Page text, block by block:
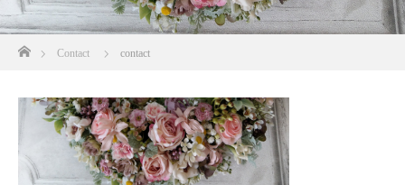
ホーム
Contact contact